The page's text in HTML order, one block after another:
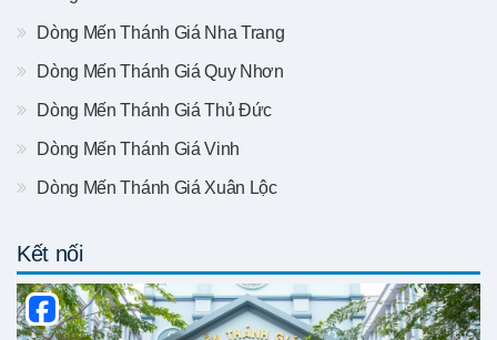
Dòng Mến Thánh Giá Nha Trang
Dòng Mến Thánh Giá Quy Nhơn
Dòng Mến Thánh Giá Thủ Đức
Dòng Mến Thánh Giá Vinh
Dòng Mến Thánh Giá Xuân Lộc
Kết nối